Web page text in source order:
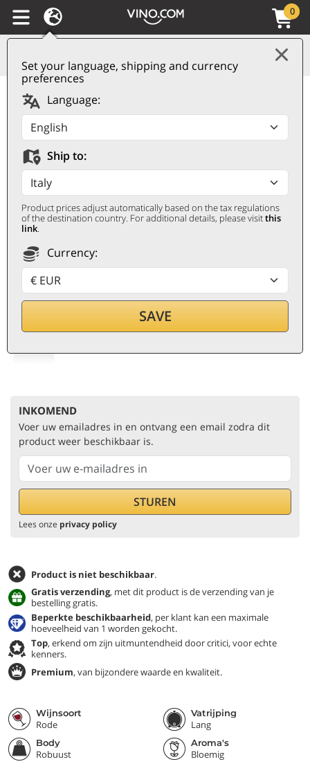
Set your language, shipping and currency
preferences
Language:
Ship to:
Product prices adjust automatically based on the tax regulations
of the destination country. For additional details, please visitthis
link.
Currency:
SAVE
0
Barolo DOCG Arione
2021 Giacomo Conterno
GIACOMO CONTERNO
0,75 ℓ
249€
INKOMEND
Voer uw emailadres in en ontvang een email zodra dit
product weer beschikbaar is.
Lees onze privacy policy
Product is niet beschikbaar.
Gratis verzending, met dit product is de verzending van je
bestelling gratis.
Beperkte beschikbaarheid, per klant kan een maximale
hoeveelheid van 1 worden gekocht.
Top, erkend om zijn uitmuntendheid door critici, voor echte
kenners.
Premium, van bijzondere waarde en kwaliteit.
Wijnsoort
Rode
Vatrijping
Lang
Body
Robuust
Aroma's
Bloemig